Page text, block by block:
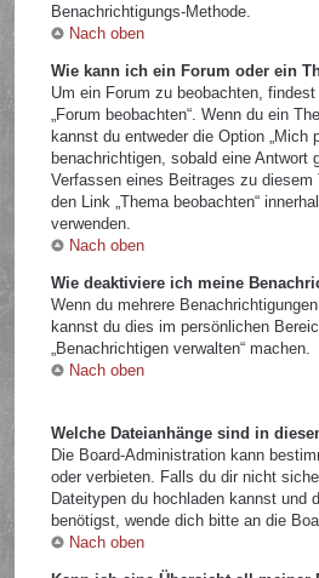
Benachrichtigungs-Methode.
Nach oben
Wie kann ich ein Forum oder ein
Um ein Forum zu beobachten,
„Forum beobachten“. Wenn du ein
kannst du entweder die Option „Mich
benachrichtigen, sobald eine Antwort
Verfassen eines Beitrages zu diesem
den Link „Thema beobachten“
verwenden.
Nach oben
Wie deaktiviere ich meine
Wenn du mehrere
kannst du dies im persönlichen
„Benachrichtigen verwalten“ machen.
Nach oben
Welche Dateianhänge sind in
Die Board-Administration kann
oder verbieten. Falls du dir nicht
Dateitypen du hochladen kannst und
benötigst, wende dich bitte an die
Nach oben